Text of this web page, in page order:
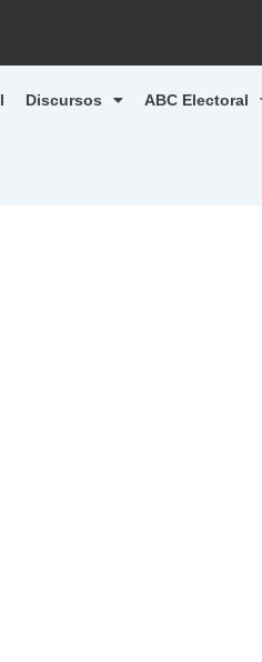
Discursos ABC Electoral